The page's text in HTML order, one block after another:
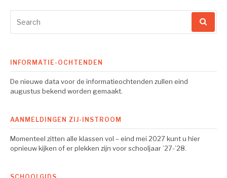
for:
INFORMATIE-OCHTENDEN
De nieuwe data voor de informatieochtenden zullen eind
augustus bekend worden gemaakt.
AANMELDINGEN ZIJ-INSTROOM
Momenteel zitten alle klassen vol – eind mei 2027 kunt u hier
opnieuw kijken of er plekken zijn voor schooljaar ’27-’28.